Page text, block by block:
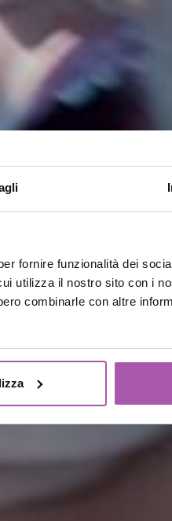
fornire funzionalità dei
utilizza il nostro sito con i
combinarle con altre
piscina